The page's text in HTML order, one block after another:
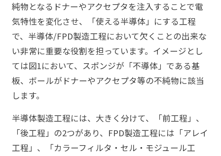
純物となるドナーやアクセプタを注入することで電
気特性を変化させ、「使える半導体」にする工程
で、半導体/FPD製造工程において欠くことの出来な
い非常に重要な役割を担っています。イメージとし
ては図1において、スポンジが「不導体」である基
板、ボールがドナーやアクセプタ等の不純物に該当
します。
半導体製造工程には、大きく分けて、「前工程」、
「後工程」の2つがあり、FPD製造工程には「アレイ
工程」、「カラーフィルタ・セル・モジュール工